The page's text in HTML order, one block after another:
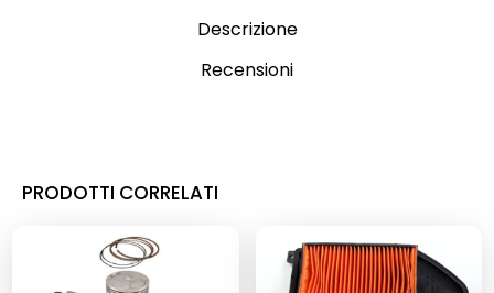
Descrizione
Recensioni
PRODOTTI CORRELATI